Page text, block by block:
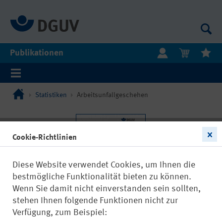
Publikationen
Statistiken Arbeitsunfallgeschehen
Cookie-Richtlinien
Diese Website verwendet Cookies, um Ihnen die
bestmögliche Funktionalität bieten zu können.
Wenn Sie damit nicht einverstanden sein sollten,
stehen Ihnen folgende Funktionen nicht zur
Verfügung, zum Beispiel: